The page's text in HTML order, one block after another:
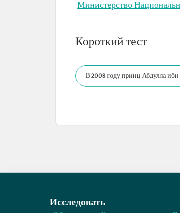
Министерство
Короткий тест
В 2008 году принц Абдулла
Исследовать